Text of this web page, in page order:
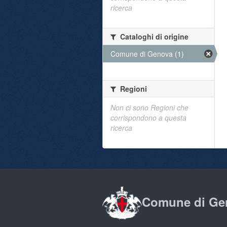
ricerca
Cataloghi di origine
Comune di Genova (1)
Regioni
Non ci sono Regioni che
corrispondono a questa
ricerca
Comune di